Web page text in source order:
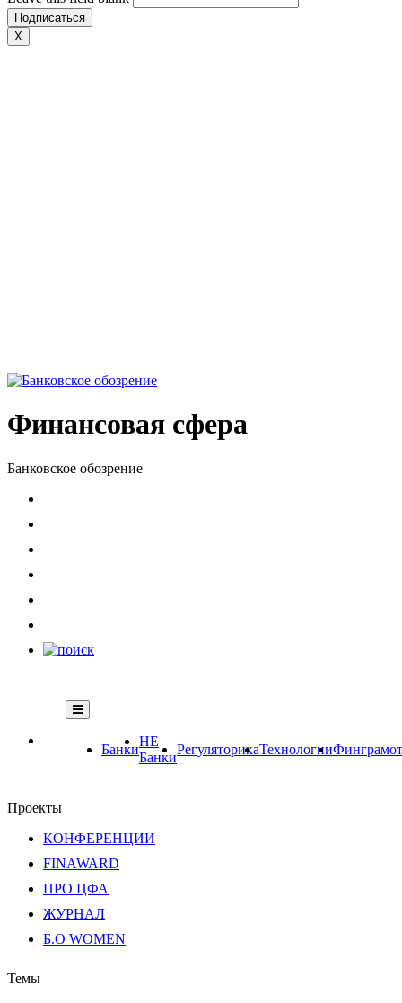
X
Финансовая сфера
Банковское обозрение
Банки
НЕ
Банки
РегуляторикаТехнологии
Проекты
КОНФЕРЕНЦИИ
FINAWARD
ПРО ЦФА
ЖУРНАЛ
Б.О WOMEN
Темы